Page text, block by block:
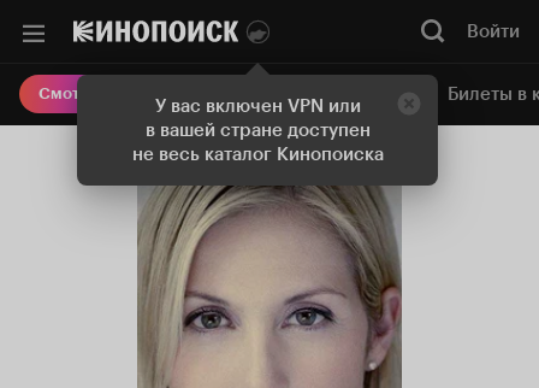
У вас включен VPN или
в вашей стране доступен
не весь каталог Кинопоиска
Войти
Смотреть кино Онлайн-кинотеатр Билеты в